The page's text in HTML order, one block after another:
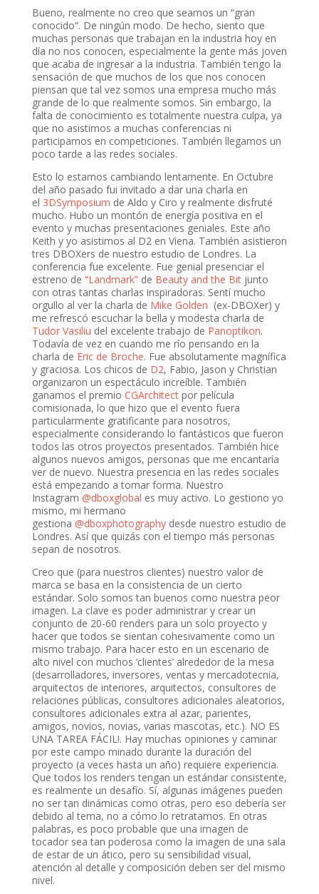
Bueno, realmente no creo que seamos un “gran
conocido“. De ningún modo. De hecho, siento que
muchas personas que trabajan en la industria hoy en
día no nos conocen, especialmente la gente más joven
que acaba de ingresar a la industria. También tengo la
sensación de que muchos de los que nos conocen
piensan que tal vez somos una empresa mucho más
grande de lo que realmente somos. Sin embargo, la
falta de conocimiento es totalmente nuestra culpa, ya
que no asistimos a muchas conferencias ni
participamos en competiciones. También llegamos un
poco tarde a las redes sociales.
Esto lo estamos cambiando lentamente. En Octubre
del año pasado fui invitado a dar una charla en
el 3DSymposium de Aldo y Ciro y realmente disfruté
mucho. Hubo un montón de energía positiva en el
evento y muchas presentaciones geniales. Este año
Keith y yo asistimos al D2 en Viena. También asistieron
tres DBOXers de nuestro estudio de Londres. La
conferencia fue excelente. Fue genial presenciar el
estreno de “Landmark”de Beauty and the Bitjunto
con otras tantas charlas inspiradoras. Sentí mucho
orgullo al ver la charla de Mike Golden (ex-DBOXer) y
me refrescó escuchar la bella y modesta charla de
Tudor Vasiliu del excelente trabajo de Panoptikon.
Todavía de vez en cuando me río pensando en la
charla de Eric de Broche. Fue absolutamente magnífica
y graciosa. Los chicos de D2, Fabio, Jason y Christian
organizaron un espectáculo increíble. También
ganamos el premio CGArchitectpor película
comisionada, lo que hizo que el evento fuera
particularmente gratificante para nosotros,
especialmente considerando lo fantásticos que fueron
todos las otros proyectos presentados. También hice
algunos nuevos amigos, personas que me encantaría
ver de nuevo. Nuestra presencia en las redes sociales
está empezando a tomar forma. Nuestro
Instagram @dboxglobal es muy activo. Lo gestiono yo
mismo, mi hermano
gestiona @dboxphotographydesde nuestro estudio de
Londres. Así que quizás con el tiempo más personas
sepan de nosotros.
Creo que (para nuestros clientes) nuestro valor de
marca se basa en la consistencia de un cierto
estándar. Solo somos tan buenos como nuestra peor
imagen. La clave es poder administrar y crear un
conjunto de 20-60 renders para un solo proyecto y
hacer que todos se sientan cohesivamente como un
mismo trabajo. Para hacer esto en un escenario de
alto nivel con muchos ‘clientes’ alrededor de la mesa
(desarrolladores, inversores, ventas y mercadotecnia,
arquitectos de interiores, arquitectos, consultores de
relaciones públicas, consultores adicionales aleatorios,
consultores adicionales extra al azar, parientes,
amigos, novios, novias, varias mascotas, etc.). NO ES
UNA TAREA FÁCIL!. Hay muchas opiniones y caminar
por este campo minado durante la duración del
proyecto (a veces hasta un año) requiere experiencia.
Que todos los renders tengan un estándar consistente,
es realmente un desafío. Sí, algunas imágenes pueden
no ser tan dinámicas como otras, pero eso debería ser
debido al tema, no a cómo lo retratamos. En otras
palabras, es poco probable que una imagen de
tocador sea tan poderosa como la imagen de una sala
de estar de un ático, pero su sensibilidad visual,
atención al detalle y composición deben ser del mismo
nivel.